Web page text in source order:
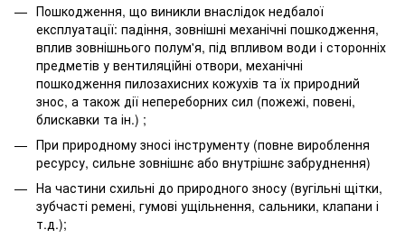
Пошкодження, що виникли внаслідок недбалої
експлуатації: падіння, зовнішні механічні пошкодження,
вплив зовнішнього полум'я, під впливом води і сторонніх
предметів у вентиляційні отвори, механічні
пошкодження пилозахисних кожухів та їх природний
знос, а також дії непереборних сил (пожежі, повені,
блискавки та ін.) ;
При природному зносі інструменту (повне вироблення
ресурсу, сильне зовнішнє або внутрішнє забруднення)
На частини схильні до природного зносу (вугільні щітки,
зубчасті ремені, гумові ущільнення, сальники, клапани і
т.д.);